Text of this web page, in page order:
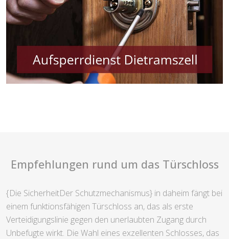
Empfehlungen rund um das Türschloss
{Die SicherheitDer Schutzmechanismus} in daheim fängt bei
einem funktionsfähigen Türschloss an, das als erste
Verteidigungslinie gegen den unerlaubten Zugang durch
Unbefugte wirkt. Die Wahl eines exzellenten Schlosses, das